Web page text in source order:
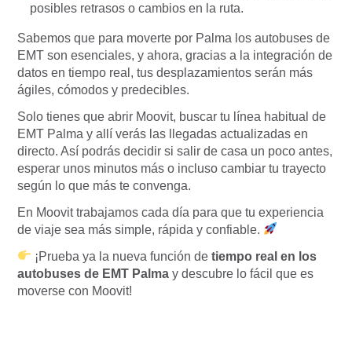
posibles retrasos o cambios en la ruta.
Sabemos que para moverte por Palma los autobuses de
EMT son esenciales, y ahora, gracias a la integración de
datos en tiempo real, tus desplazamientos serán más
ágiles, cómodos y predecibles.
Solo tienes que abrir Moovit, buscar tu línea habitual de
EMT Palma y allí verás las llegadas actualizadas en
directo. Así podrás decidir si salir de casa un poco antes,
esperar unos minutos más o incluso cambiar tu trayecto
según lo que más te convenga.
En Moovit trabajamos cada día para que tu experiencia
de viaje sea más simple, rápida y confiable.
¡Prueba ya la nueva función detiempo real en los
autobuses de EMT Palma y descubre lo fácil que es
moverse con Moovit!